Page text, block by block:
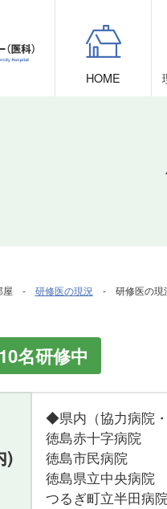
HOME
屋 - 研修医の現況- 研修医の現況
10名研修中
)
◆県内（協力病院・
徳島赤十字病
徳島市民病
徳島県立中央
つるぎ町立半田